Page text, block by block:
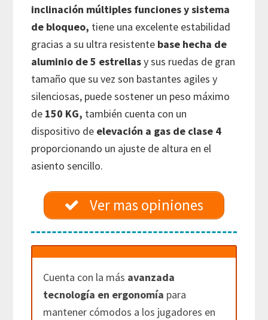
inclinación múltiples funciones y sistema
de bloqueo, tiene una excelente estabilidad
gracias a su ultra resistente base hecha de
aluminio de 5 estrellasy sus ruedas de gran
tamaño que su vez son bastantes agiles y
silenciosas, puede sostener un peso máximo
de 150 KG, también cuenta con un
dispositivo de elevación a gas de clase 4
proporcionando un ajuste de altura en el
asiento sencillo.
Ver mas opiniones
Cuenta con la más avanzada
tecnología en ergonomía para
mantener cómodos a los jugadores en